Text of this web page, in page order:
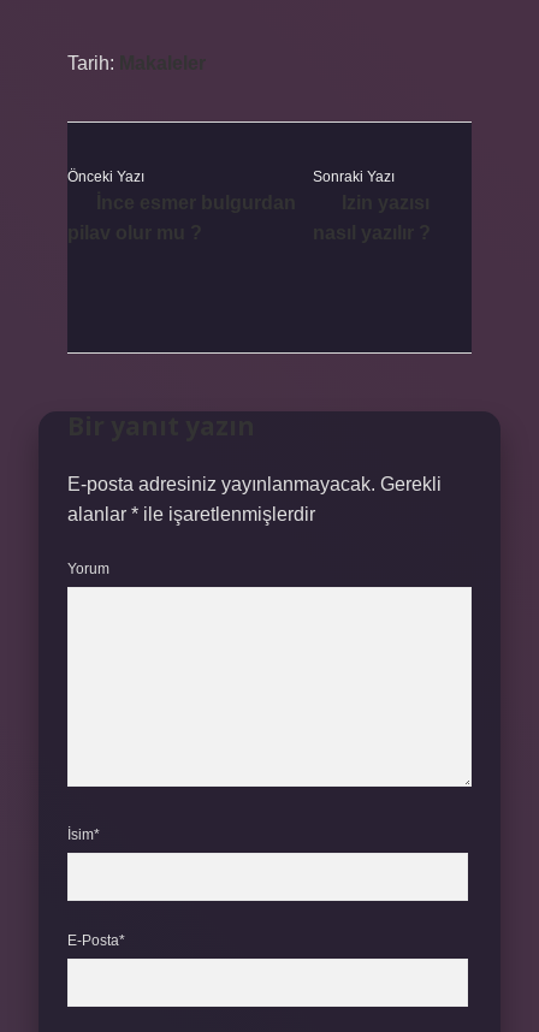
Tarih:
Önceki Yazı Sonraki Yazı
E-posta adresiniz yayınlanmayacak. Gerekli
alanlar * ile işaretlenmişlerdir
Yorum
İsim*
E-Posta*